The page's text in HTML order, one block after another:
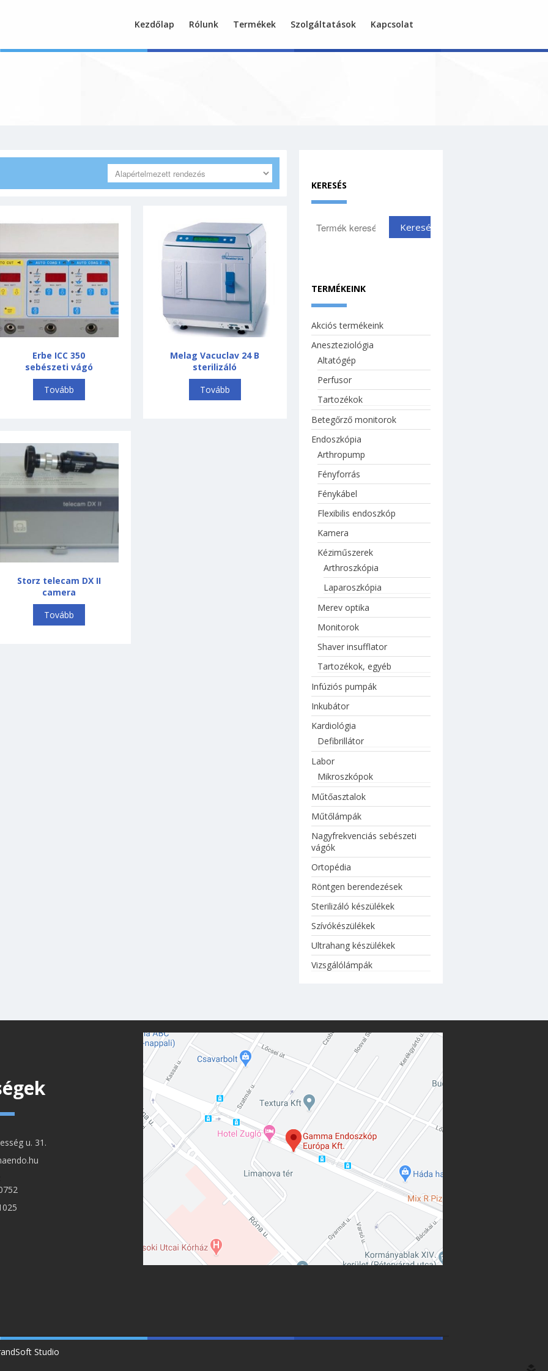
Tartozékok
Laparoszkópia
Merev optika
Monitorok
Tartozékok, egyéb
Infúziós pumpák
Műtőlámpák
Nagyfrekvenciás sebészeti
Sterilizáló készülékek
Szívókészülékek
Ultrahang készülékek
Kezdőlap Rólunk Termékek Szolgáltatások Kapcsolat
Erbe ICC 350
sebészeti vágó
Tovább
Melag Vacuclav 24 B
sterilizáló
Tovább
Storz telecam DX II
camera
Tovább
KERESÉS
TERMÉKEINK
Akciós termékeink
Aneszteziológia
Altatógép
Perfusor
Tartozékok
Betegőrző monitorok
Endoszkópia
Arthropump
Fényforrás
Fénykábel
Flexibilis endoszkóp
Kamera
Kéziműszerek
Arthroszkópia
Laparoszkópia
Merev optika
Monitorok
Shaver insufflator
Tartozékok, egyéb
Infúziós pumpák
Inkubátor
Kardiológia
Defibrillátor
Labor
Mikroszkópok
Műtőasztalok
Műtőlámpák
Nagyfrekvenciás sebészeti
vágók
Ortopédia
Röntgen berendezések
Sterilizáló készülékek
Szívókészülékek
Ultrahang készülékek
Vizsgálólámpák
u. 31.
Studio